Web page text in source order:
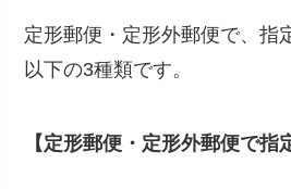
定形郵便・定形外郵便で、指
以下の3種類です。
【定形郵便・定形外郵便で指